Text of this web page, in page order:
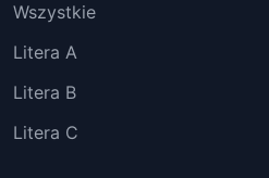
Wszystkie
Litera A
Litera B
Litera C